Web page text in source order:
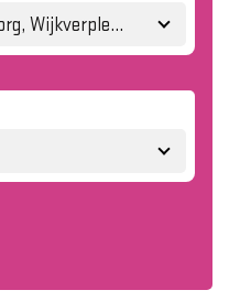
Langer thuis, Palliatieve zorg, Wijkverpleging